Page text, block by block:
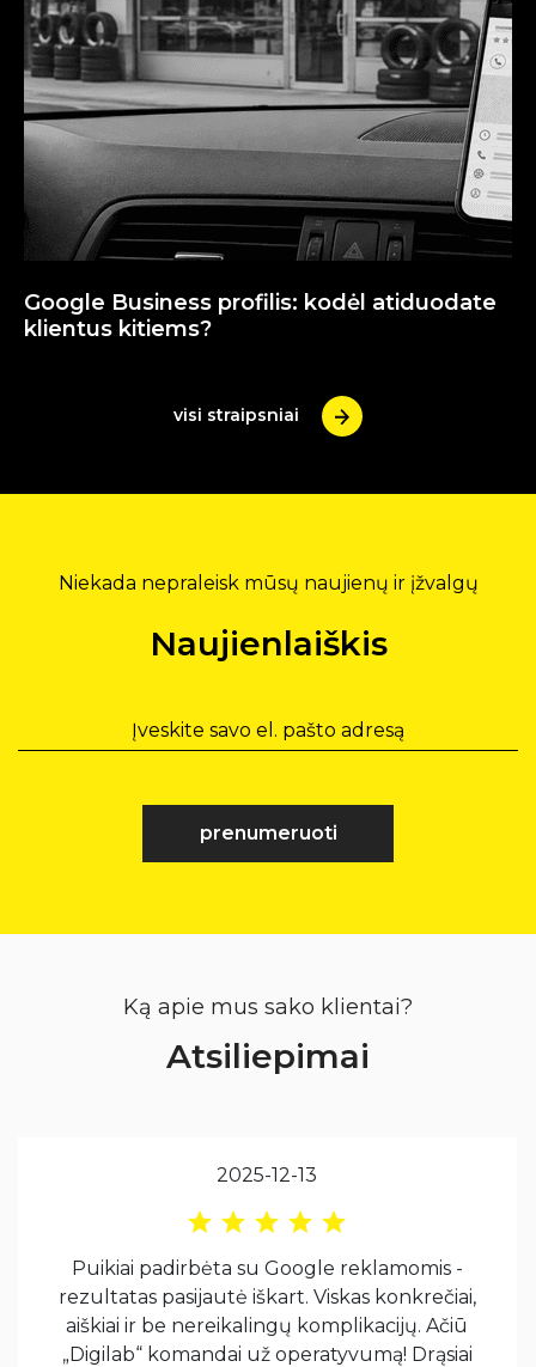
Google Business profilis: kodėl atiduodate
klientus kitiems?
visi straipsniai
Niekada nepraleisk mūsų naujienų ir įžvalgų
Naujienlaiškis
prenumeruoti
Ką apie mus sako klientai?
Atsiliepimai
2025-12-13
Puikiai padirbėta su Google reklamomis -
rezultatas pasijautė iškart. Viskas konkrečiai,
aiškiai ir be nereikalingų komplikacijų. Ačiū
„Digilab“ komandai už operatyvumą! Drąsiai